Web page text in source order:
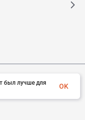
был лучше для
OK